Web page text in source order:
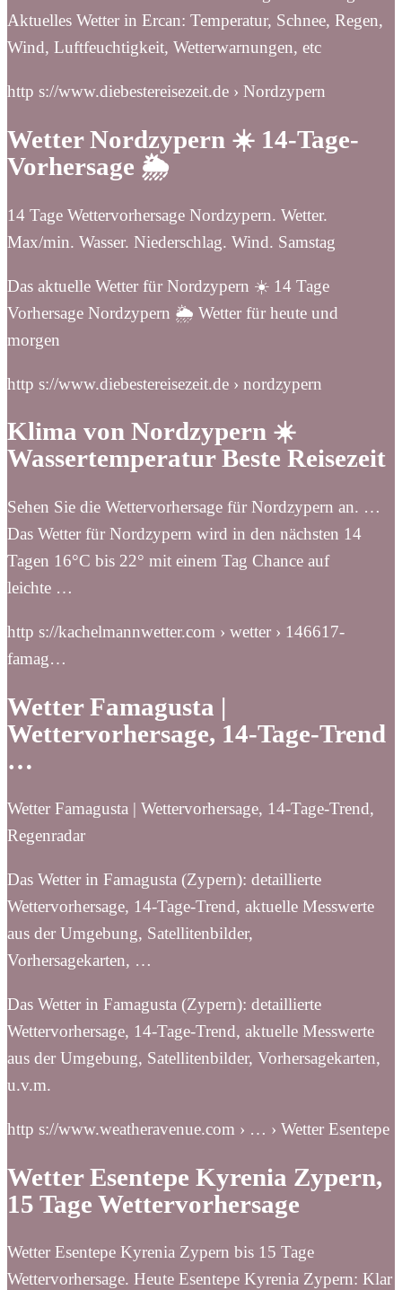
Aktuelles Wetter in Ercan: Temperatur, Schnee, Regen,
Wind, Luftfeuchtigkeit, Wetterwarnungen, etc
http s://www.diebestereisezeit.de › Nordzypern
Wetter Nordzypern ☀️ 14-Tage-
Vorhersage 🌦️️
14 Tage Wettervorhersage Nordzypern. Wetter.
Max/min. Wasser. Niederschlag. Wind. Samstag
Das aktuelle Wetter für Nordzypern ☀️ 14 Tage
Vorhersage Nordzypern 🌦️️ Wetter für heute und
morgen
http s://www.diebestereisezeit.de › nordzypern
Klima von Nordzypern ☀️
Wassertemperatur Beste Reisezeit
Sehen Sie die Wettervorhersage für Nordzypern an. …
Das Wetter für Nordzypern wird in den nächsten 14
Tagen 16°C bis 22° mit einem Tag Chance auf
leichte …
http s://kachelmannwetter.com › wetter › 146617-
famag…
Wetter Famagusta |
Wettervorhersage, 14-Tage-Trend
…
Wetter Famagusta | Wettervorhersage, 14-Tage-Trend,
Regenradar
Das Wetter in Famagusta (Zypern): detaillierte
Wettervorhersage, 14-Tage-Trend, aktuelle Messwerte
aus der Umgebung, Satellitenbilder,
Vorhersagekarten, …
Das Wetter in Famagusta (Zypern): detaillierte
Wettervorhersage, 14-Tage-Trend, aktuelle Messwerte
aus der Umgebung, Satellitenbilder, Vorhersagekarten,
u.v.m.
http s://www.weatheravenue.com › … › Wetter Esentepe
Wetter Esentepe Kyrenia Zypern,
15 Tage Wettervorhersage
Wetter Esentepe Kyrenia Zypern bis 15 Tage
Wettervorhersage. Heute Esentepe Kyrenia Zypern: Klar